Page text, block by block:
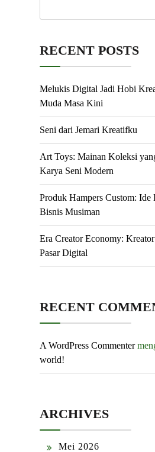
RECENT POSTS
Melukis Digital Jadi Hobi
Muda Masa Kini
Seni dari Jemari Kreatifku
Art Toys: Mainan Koleksi
Karya Seni Modern
Produk Hampers Custom:
Bisnis Musiman
Era Creator Economy:
Pasar Digital
RECENT
A WordPress Commenter
world!
ARCHIVES
Mei 2026